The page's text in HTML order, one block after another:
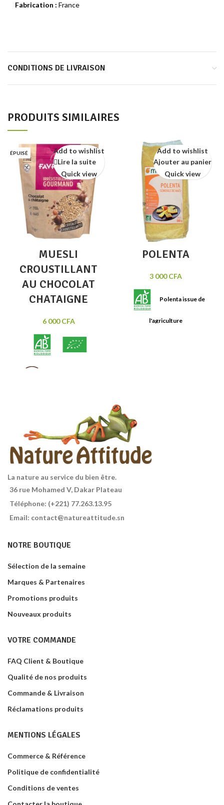
Fabrication : France
CONDITIONS DE LIVRAISON
PRODUITS SIMILAIRES
ÉPUISÉ
MUESLI
CROUSTILLANT
AU CHOCOLAT
CHATAIGNE
6 000CFA
Source de fibres avec du riz
complet. Ingrédients de
l'agriculture biologique.
Contenance : 375g.
Add to wishlist
Lire la suite
Quick view
POLENTA
3 000CFA
Polenta issue de
l'agriculture
Add to wishlist
Ajouter au panier
Quick view
La nature au service du bien être.
36 rue Mohamed V, Dakar Plateau
Téléphone: (+221) 77.263.13.95
Email: contact@natureattitude.sn
NOTRE BOUTIQUE
Sélection de la semaine
Marques & Partenaires
Promotions produits
Nouveaux produits
VOTRE COMMANDE
FAQ Client & Boutique
Qualité de nos produits
Commande & Livraison
Réclamations produits
MENTIONS LÉGALES
Commerce & Référence
Politique de confidentialité
Conditions de ventes